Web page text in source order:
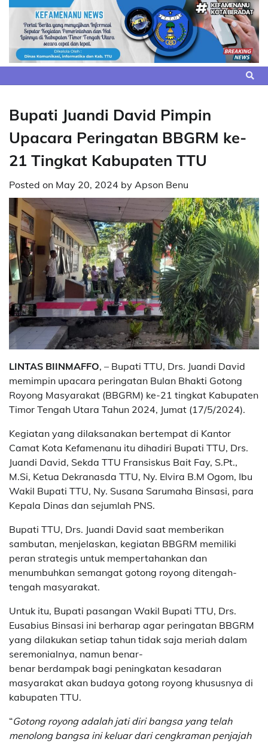
Skip
content
Bupati Juandi David Pimpin
Upacara Peringatan BBGRM ke-
21 Tingkat Kabupaten TTU
Posted on May 20, 2024 by Apson Benu
LINTAS BIINMAFFO, – Bupati TTU, Drs. Juandi David
memimpin upacara peringatan Bulan Bhakti Gotong
Royong Masyarakat (BBGRM) ke-21 tingkat Kabupaten
Timor Tengah Utara Tahun 2024, Jumat (17/5/2024).
Kegiatan yang dilaksanakan bertempat di Kantor
Camat Kota Kefamenanu itu dihadiri Bupati TTU, Drs.
Juandi David, Sekda TTU Fransiskus Bait Fay, S.Pt.,
M.Si, Ketua Dekranasda TTU, Ny. Elvira B.M Ogom, Ibu
Wakil Bupati TTU, Ny. Susana Sarumaha Binsasi, para
Kepala Dinas dan sejumlah PNS.
Bupati TTU, Drs. Juandi David saat memberikan
sambutan, menjelaskan, kegiatan BBGRM memiliki
peran strategis untuk mempertahankan dan
menumbuhkan semangat gotong royong ditengah-
tengah masyarakat.
Untuk itu, Bupati pasangan Wakil Bupati TTU, Drs.
Eusabius Binsasi ini berharap agar peringatan BBGRM
yang dilakukan setiap tahun tidak saja meriah dalam
seremonialnya, namun benar-
benar berdampak bagi peningkatan kesadaran
masyarakat akan budaya gotong royong khususnya di
kabupaten TTU.
“Gotong royong adalah jati diri bangsa yang telah
menolong bangsa ini keluar dari cengkraman penjajah